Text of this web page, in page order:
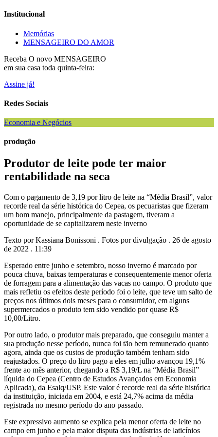
Institucional
Memórias
MENSAGEIRO DO AMOR
Receba O novo MENSAGEIRO
em sua casa toda quinta-feira:
Assine já!
Redes Sociais
Economia e Negócios
produção
Produtor de leite pode ter maior
rentabilidade na seca
Com o pagamento de 3,19 por litro de leite na “Média Brasil”, valor
recorde real da série histórica do Cepea, os pecuaristas que fizeram
um bom manejo, principalmente da pastagem, tiveram a
oportunidade de se capitalizarem neste inverno
Texto por Kassiana Bonissoni . Fotos por divulgação . 26 de agosto
de 2022 . 11:39
Esperado entre junho e setembro, nosso inverno é marcado por
pouca chuva, baixas temperaturas e consequentemente menor oferta
de forragem para a alimentação das vacas no campo. O produto que
mais refletiu os efeitos deste período foi o leite, que teve um salto de
preços nos últimos dois meses para o consumidor, em alguns
supermercados o produto tem sido vendido por quase R$
10,00/Litro.
Por outro lado, o produtor mais preparado, que conseguiu manter a
sua produção nesse período, nunca foi tão bem remunerado quanto
agora, ainda que os custos de produção também tenham sido
reajustados. O preço do litro pago a eles em julho avançou 19,1%
frente ao mês anterior, chegando a R$ 3,19/L na “Média Brasil”
líquida do Cepea (Centro de Estudos Avançados em Economia
Aplicada), da Esalq/USP. Este valor é recorde real da série histórica
da instituição, iniciada em 2004, e está 24,7% acima da média
registrada no mesmo período do ano passado.
Este expressivo aumento se explica pela menor oferta de leite no
campo em junho e pela maior disputa das indústrias de laticínios